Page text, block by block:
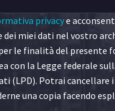
privacye
miei dati nel vostro
le finalità del presente
con la Legge federale
(LPD). Potrai cancellare
una copia facendo